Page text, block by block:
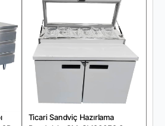
Ticari Sandviç Hazırlama